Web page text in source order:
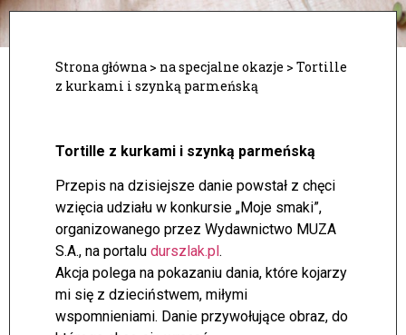
Strona główna > na specjalne okazje > Tortille
z kurkami i szynką parmeńską
Tortille z kurkami i szynką parmeńską
Przepis na dzisiejsze danie powstał z chęci
wzięcia udziału w konkursie „Moje smaki”,
organizowanego przez Wydawnictwo MUZA
S.A., na portalu durszlak.pl .
Akcja polega na pokazaniu dania, które kojarzy
mi się z dzieciństwem, miłymi
wspomnieniami. Danie przywołujące obraz, do